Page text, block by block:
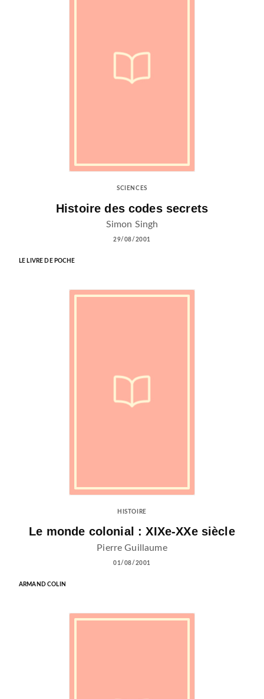
SCIENCES
Histoire des codes secrets
Simon Singh
29/08/2001
LE LIVRE DE POCHE
HISTOIRE
Le monde colonial : XIXe-XXe siècle
Pierre Guillaume
01/08/2001
ARMAND COLIN